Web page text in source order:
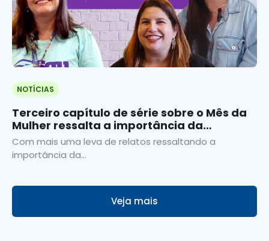
NOTÍCIAS
Terceiro capítulo de série sobre o Mês da
Mulher ressalta a importância da
efeméride
Com mais uma leva de relatos ressaltando a
importância da...
Veja mais